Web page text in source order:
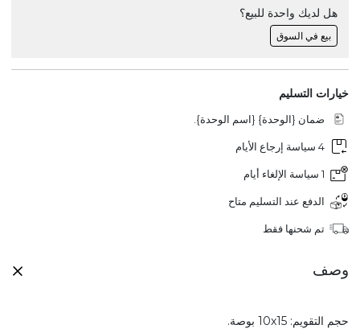
هل لديك واحدة للبيع؟
بيع في السوق
خيارات التسليم
ضمان {الوحدة} {اسم الوحدة}.
4 سياسة إرجاع الأيام
1 سياسة الإلغاء أيام
الدفع عند التسليم متاح
تم شحنها فقط
وصف
حجم التقويم: 10x15 بوصة.